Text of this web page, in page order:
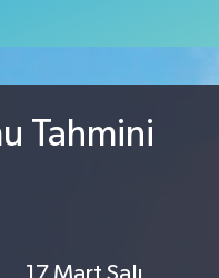
Tahmini